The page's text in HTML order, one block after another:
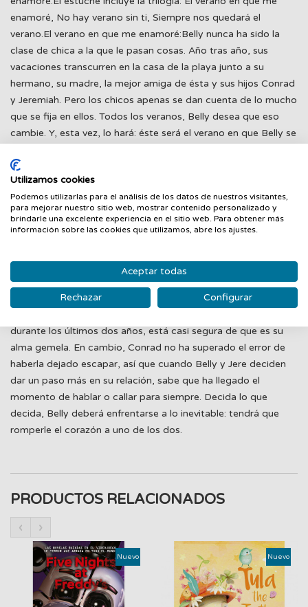
enamoré, No hay verano sin ti, Siempre nos quedará el
verano.El verano en que me enamoré:Belly nunca ha sido la
clase de chica a la que le pasan cosas. Año tras año, sus
vacaciones transcurren en la casa de la playa junto a su
hermano, su madre, la mejor amiga de ésta y sus hijos Conrad
y Jeremiah. Pero los chicos apenas se dan cuenta de lo mucho
que se fija en ellos. Todos los veranos, Belly desea que eso
cambie. Y, esta vez, lo hará: éste será el verano en que Belly se
sin ti:Belly espera con impaciencia la llegada de las vacaciones
para reencontrarse con Conrad y Jeremiah en la casa de la
playa. Pero este verano no podrá ir. No después de que la
madre de los chicos volviera a enfermar y de que Conrad
cambiara. Todo lo que el verano significaba se ha esfumado y
inesperada que la convence de que aún podría volver a ser
como antes. Y eso sólo puede ocurrir en un lugar?áSiempre
nos quedará el verano:Belly sólo ha querido a dos chicos en su
durante los últimos dos años, está casi segura de que es su
alma gemela. En cambio, Conrad no ha superado el error de
haberla dejado escapar, así que cuando Belly y Jere deciden
dar un paso más en su relación, sabe que ha llegado el
momento de hablar o callar para siempre. Decida lo que
decida, Belly deberá enfrentarse a lo inevitable: tendrá que
romperle el corazón a uno de los dos.
PRODUCTOS RELACIONADOS
‹ ›
Nuevo Nuevo
Utilizamos cookies
Podemos utilizarlas para el análisis de los datos de nuestros visitantes,
para mejorar nuestro sitio web, mostrar contenido personalizado y
brindarle una excelente experiencia en el sitio web. Para obtener más
información sobre las cookies que utilizamos, abre los ajustes.
Aceptar todas
Rechazar Configurar